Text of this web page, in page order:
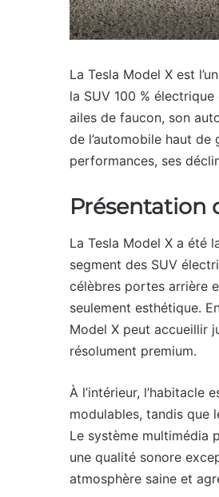
La Tesla Model X est
la SUV 100 %
ailes de faucon, son
de l’automobile haut
performances, ses
Présentation
La Tesla Model X a été
segment des SUV
célèbres portes arrière
seulement esthétique.
Model X peut accueillir
résolument premium.
À l’intérieur,
modulables, tandis que
Le système multimédia
une qualité sonore
atmosphère saine et